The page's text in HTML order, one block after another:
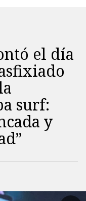
el día
surf:
y